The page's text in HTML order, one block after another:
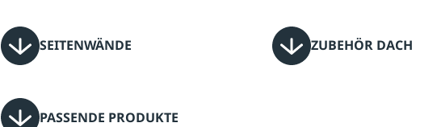
SEITENWÄNDE ZUBEHÖR DACH
PASSENDE PRODUKTE